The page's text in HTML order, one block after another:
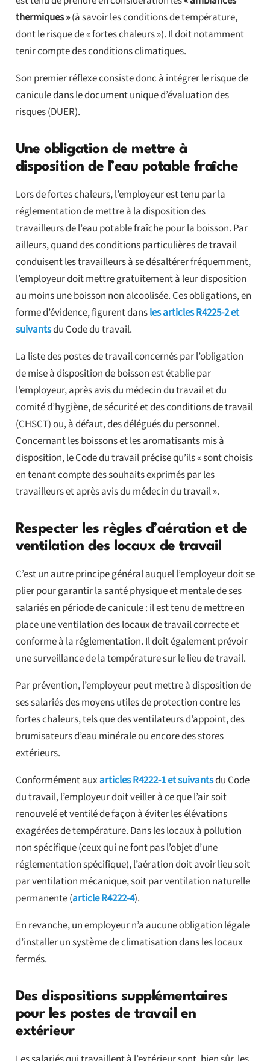
thermiques »(à savoir les conditions de température,
dont le risque de « fortes chaleurs »). Il doit notamment
tenir compte des conditions climatiques.
Son premier réflexe consiste donc à intégrer le risque de
canicule dans le document unique d’évaluation des
risques (DUER).
Une obligation de mettre à
disposition de l’eau potable fraîche
Lors de fortes chaleurs, l’employeur est tenu par la
réglementation de mettre à la disposition des
travailleurs de l’eau potable fraîche pour la boisson. Par
ailleurs, quand des conditions particulières de travail
conduisent les travailleurs à se désaltérer fréquemment,
l’employeur doit mettre gratuitement à leur disposition
au moins une boisson non alcoolisée. Ces obligations, en
forme d’évidence, figurent dansles articles R4225-2 et
suivantsdu Code du travail.
La liste des postes de travail concernés par l’obligation
de mise à disposition de boisson est établie par
l’employeur, après avis du médecin du travail et du
comité d’hygiène, de sécurité et des conditions de travail
(CHSCT) ou, à défaut, des délégués du personnel.
Concernant les boissons et les aromatisants mis à
disposition, le Code du travail précise qu’ils « sont choisis
en tenant compte des souhaits exprimés par les
travailleurs et après avis du médecin du travail ».
Respecter les règles d’aération et de
ventilation des locaux de travail
C’est un autre principe général auquel l’employeur doit se
plier pour garantir la santé physique et mentale de ses
salariés en période de canicule : il est tenu de mettre en
place une ventilation des locaux de travail correcte et
conforme à la réglementation. Il doit également prévoir
une surveillance de la température sur le lieu de travail.
Par prévention, l’employeur peut mettre à disposition de
ses salariés des moyens utiles de protection contre les
fortes chaleurs, tels que des ventilateurs d’appoint, des
brumisateurs d’eau minérale ou encore des stores
extérieurs.
Conformément auxarticles R4222-1 et suivantsdu Code
du travail, l’employeur doit veiller à ce que l’air soit
renouvelé et ventilé de façon à éviter les élévations
exagérées de température. Dans les locaux à pollution
non spécifique (ceux qui ne font pas l’objet d’une
réglementation spécifique), l’aération doit avoir lieu soit
par ventilation mécanique, soit par ventilation naturelle
permanente (article R4222-4).
En revanche, un employeur n’a aucune obligation légale
d’installer un système de climatisation dans les locaux
fermés.
Des dispositions supplémentaires
pour les postes de travail en
extérieur